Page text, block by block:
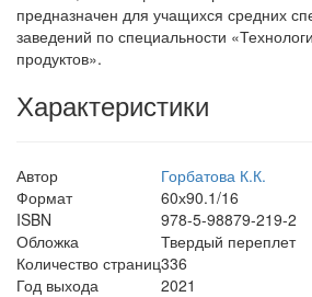
предназначен для учащихся средних
заведений по специальности
продуктов».
Характеристики
Автор
Горбатова К.К.
Формат
60х90.1/16
ISBN
978-5-98879-219-2
Обложка
Твердый переплет
Количество страниц336
Год выхода
2021